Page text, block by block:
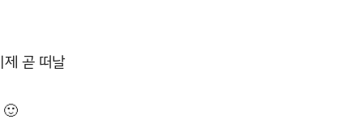
제 곧 떠날
🙂